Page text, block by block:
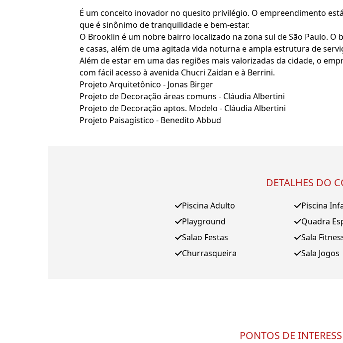
É um conceito inovador no quesito privilégio. O empreendimento
que é sinônimo de tranquilidade e bem-estar.
O Brooklin é um nobre bairro localizado na zona sul de São Paulo.
e casas, além de uma agitada vida noturna e ampla estrutura de
Além de estar em uma das regiões mais valorizadas da cidade, o
com fácil acesso à avenida Chucri Zaidan e à Berrini.
Projeto Arquitetônico - Jonas Birger
Projeto de Decoração áreas comuns - Cláudia Albertini
Projeto de Decoração aptos. Modelo - Cláudia Albertini
Projeto Paisagístico - Benedito Abbud
DETALHES DO
Piscina Adulto
Playground
Salao Festas
Churrasqueira
Piscina
Quadra
Sala
Sala Jogos
PONTOS DE